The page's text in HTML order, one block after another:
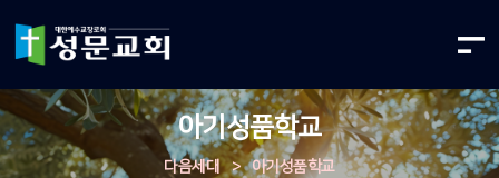
아기성품학교
다음세대 > 아기성품학교